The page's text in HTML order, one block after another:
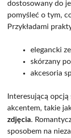
dostosowany do
pomyśleć o tym,
Przykładami
elegancki
skórzany
akcesoria
Interesującą
akcentem, takie
zdjęcia.
sposobem na